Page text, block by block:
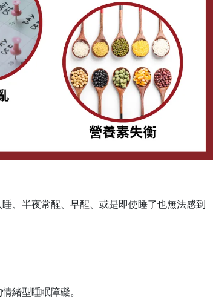
、半夜常醒、早醒、或是即使睡了也無法感到
緒型睡眠障礙。